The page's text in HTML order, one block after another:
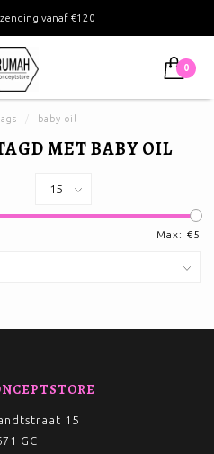
vanaf €120
0
baby oil
MET BABY OIL
Max: €5
15
GC